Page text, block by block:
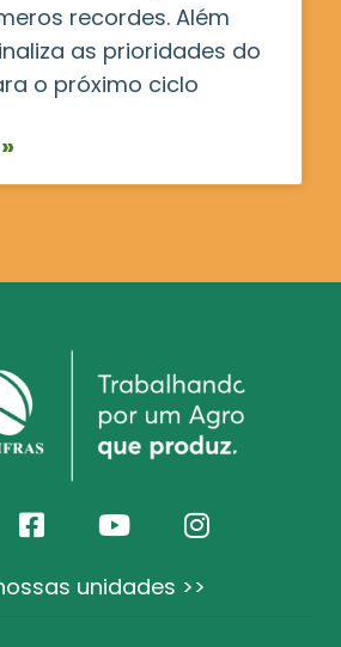
recordes. Além
as prioridades do
o próximo ciclo
unidades >>